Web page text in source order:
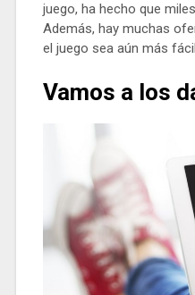
juego, ha hecho que
Además, hay muchas
el juego sea aún más
Vamos a los